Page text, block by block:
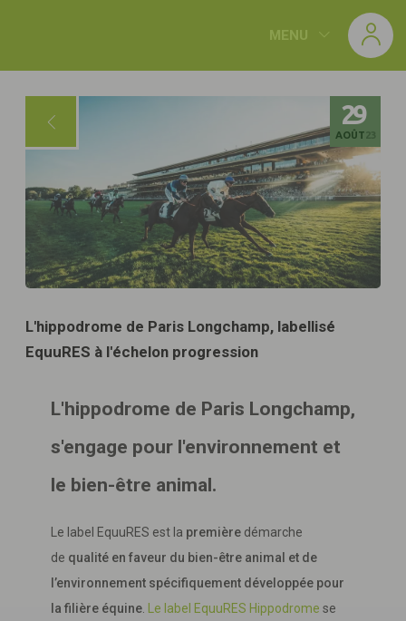
MENU
29
AOÛT 23
L'hippodrome de Paris Longchamp, labellisé
EquuRES à l'échelon progression
L'hippodrome de Paris Longchamp,
s'engage pour l'environnement et
le bien-être animal.
Le label EquuRES est la première démarche
de qualité en faveur du bien-être animal et de
l’environnement spécifiquement développée pour
la filière équine
Le label EquuRES Hippodrome se